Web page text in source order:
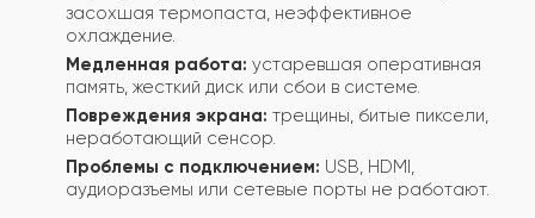
засохшая термопаста, неэффективное
охлаждение.
Медленная работа: устаревшая оперативная
память, жесткий диск или сбои в системе.
Повреждения экрана: трещины, битые пиксели,
неработающий сенсор.
Проблемы с подключением: USB, HDMI,
аудиоразъемы или сетевые порты не работают.